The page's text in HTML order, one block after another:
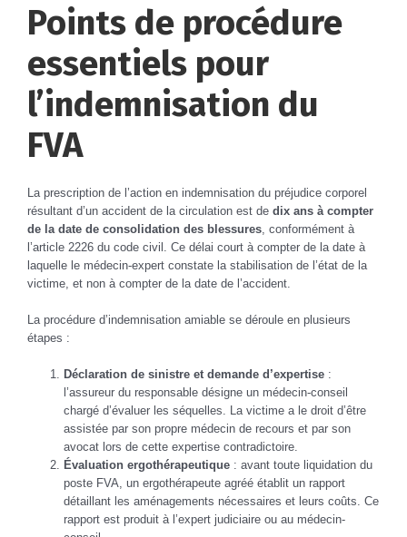
Points de procédure
essentiels pour
l’indemnisation du
FVA
La prescription de l’action en indemnisation du préjudice corporel
résultant d’un accident de la circulation est de dix ans à compter
de la date de consolidation des blessures , conformément à
l’article 2226 du code civil. Ce délai court à compter de la date à
laquelle le médecin-expert constate la stabilisation de l’état de la
victime, et non à compter de la date de l’accident.
La procédure d’indemnisation amiable se déroule en plusieurs
étapes :
Déclaration de sinistre et demande d’expertise :
l’assureur du responsable désigne un médecin-conseil
chargé d’évaluer les séquelles. La victime a le droit d’être
assistée par son propre médecin de recours et par son
avocat lors de cette expertise contradictoire.
Évaluation ergothérapeutique : avant toute liquidation du
poste FVA, un ergothérapeute agréé établit un rapport
détaillant les aménagements nécessaires et leurs coûts. Ce
rapport est produit à l’expert judiciaire ou au médecin-